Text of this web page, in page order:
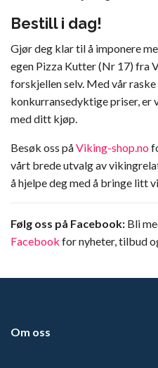
Bestill i dag!
Gjør deg klar til å imponere
egen Pizza Kutter (Nr 17) fra
forskjellen selv. Med vår
konkurransedyktige priser, er
med ditt kjøp.
Besøk oss påViking-shop.no
vårt brede utvalg av
å hjelpe deg med å bringe litt
Følg oss på Facebook: Bli
Facebook for nyheter, tilbud
Om oss